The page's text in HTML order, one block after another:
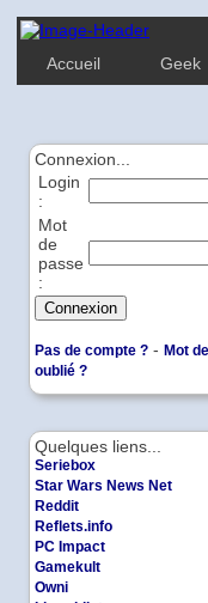
Accueil Geek
Quelques liens...
Seriebox
Star Wars News Net
Reddit
Reflets.info
PC Impact
Gamekult
Owni
Connexion...
Login
:
Mot
de
passe
:
Pas de compte ? - Mot
oublié ?